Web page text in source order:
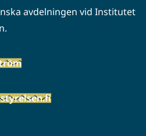
avdelningen vid Institutet